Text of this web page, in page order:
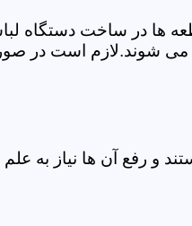
ها در ساخت دستگاه
شوند.لازم است در
آن ها نیاز به علم و